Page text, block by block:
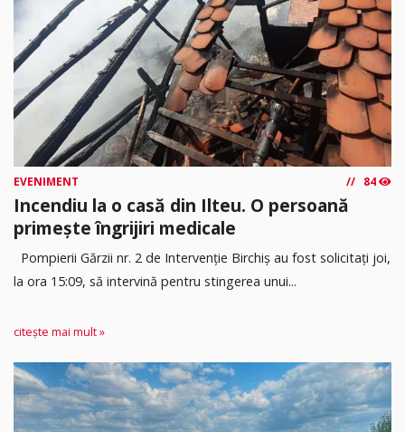
EVENIMENT 84
Incendiu la o casă din Ilteu. O persoană
primește îngrijiri medicale
Pompierii Gărzii nr. 2 de Intervenție Birchiș au fost solicitați joi,
la ora 15:09, să intervină pentru stingerea unui...
citește mai mult »